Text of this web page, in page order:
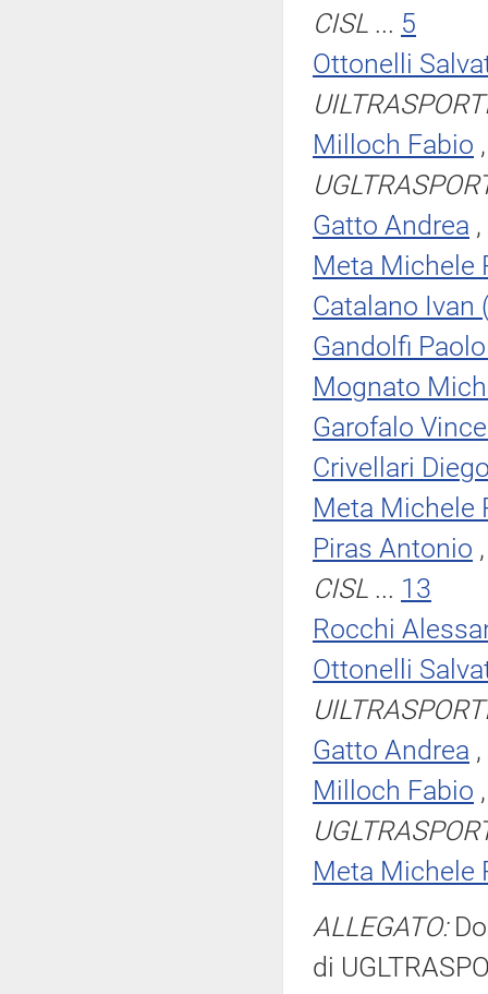
CISL ... 5
Ottonelli
Milloch Fabio
Gatto Andrea ,
Meta Michele
Catalano Ivan
Gandolfi
Mognato
Garofalo
Crivellari
Meta Michele
Piras Antonio
CISL ... 13
Rocchi
Ottonelli
Gatto Andrea ,
Milloch Fabio
Meta Michele
ALLEGATO:
di